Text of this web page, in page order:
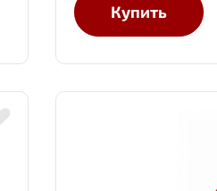
Купить